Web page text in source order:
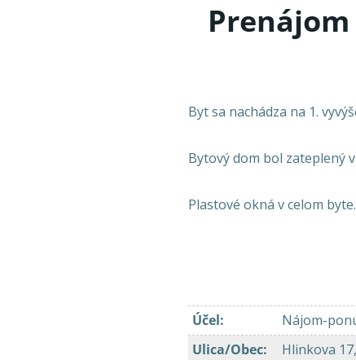
Byt sa nachádza na 1.
Bytový dom bol zateplený
Plastové okná v celom byte.
Účel:
Nájom-
Ulica/Obec:
Hlinkova